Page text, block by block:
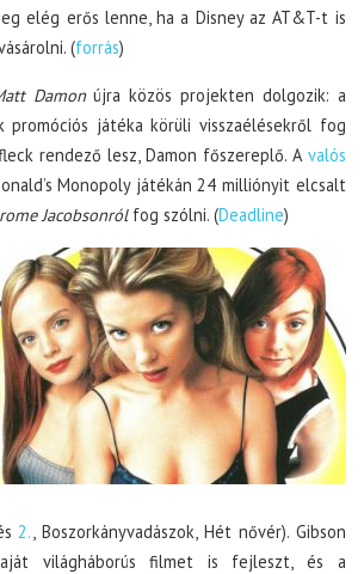
elég erős lenne, ha a Disney az AT&T-t is
(forrás)
Damonújra közös projekten dolgozik: a
promóciós játéka körüli visszaélésekről fog
rendező lesz, Damon főszereplő. A valós
Monopoly játékán 24 milliónyit elcsalt
Jacobsonrólfog szólni. (Deadline)
2. , Boszorkányvadászok, Hét nővér). Gibson
világháborús filmet is fejleszt, és a